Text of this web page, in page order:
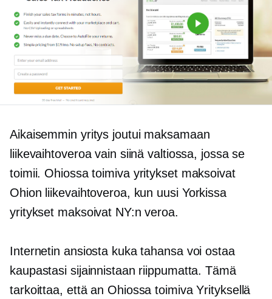
Aikaisemmin yritys joutui maksamaan
liikevaihtoveroa vain siinä valtiossa, jossa se
toimii. Ohiossa toimivayritykset maksoivat
Ohion liikevaihtoveroa, kun uusi Yorkissa
yritykset maksoivat NY:n veroa.
Internetin ansiosta kuka tahansa voi ostaa
kaupastasi sijainnistaan ​​riippumatta. Tämä
tarkoittaa, että an Ohiossa toimivaYrityksellä